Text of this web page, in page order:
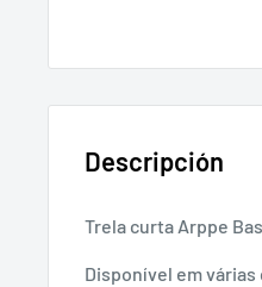
Descripción
Trela curta Arppe
Disponível em várias